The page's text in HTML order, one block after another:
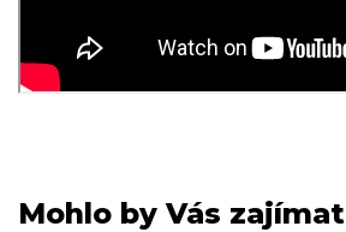
Mohlo by Vás zajímat